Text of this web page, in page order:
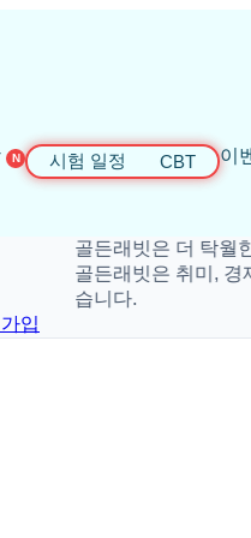
N 시험 일정 CBT 이
골든래빗은 더 탁월한 가
골든래빗은 취미, 경제,
습니다.
입